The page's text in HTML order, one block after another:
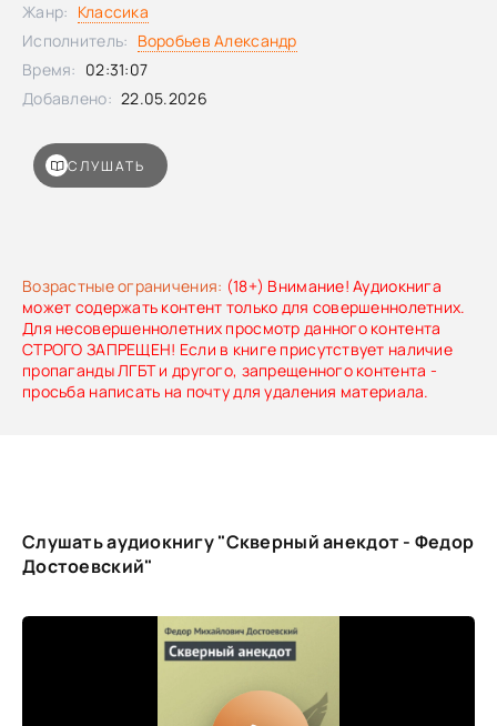
Возрастные ограничения: (18+) Внимание! Аудиокнига
может содержать контент только для совершеннолетних.
Для несовершеннолетних просмотр данного контента
СТРОГО ЗАПРЕЩЕН! Если в книге присутствует наличие
пропаганды ЛГБТ и другого, запрещенного контента -
просьба написать на почту для удаления материала.
СЛУШАТЬ
Жанр: Классика
Исполнитель: Воробьев Александр
Время: 02:31:07
Добавлено: 22.05.2026
Слушать аудиокнигу "Скверный анекдот - Федор
Достоевский"